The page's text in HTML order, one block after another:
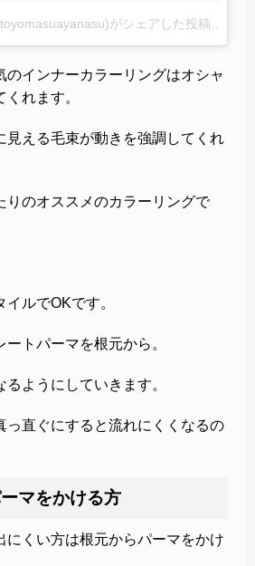
がシェアした投稿
のインナーカラーリングはオシャ
れます。
見える毛束が動きを強調してくれ
りのオススメのカラーリングで
ルでOKです。
トパーマを根元から。
ようにしていきます。
っ直ぐにすると流れにくくなるの
マをかける方
にくい方は根元からパーマをかけ